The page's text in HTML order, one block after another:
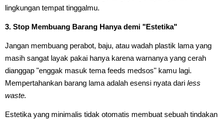
lingkungan tempat tinggalmu.
3. Stop Membuang Barang Hanya demi "Estetika"
Jangan membuang perabot, baju, atau wadah plastik lama yang
masih sangat layak pakai hanya karena warnanya yang cerah
dianggap "enggak masuk tema feeds medsos" kamu lagi.
Mempertahankan barang lama adalah esensi nyata dari less
waste.
Estetika yang minimalis tidak otomatis membuat sebuah tindakan